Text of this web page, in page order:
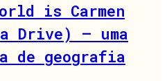
is Carmen
Drive) – uma
de geografia